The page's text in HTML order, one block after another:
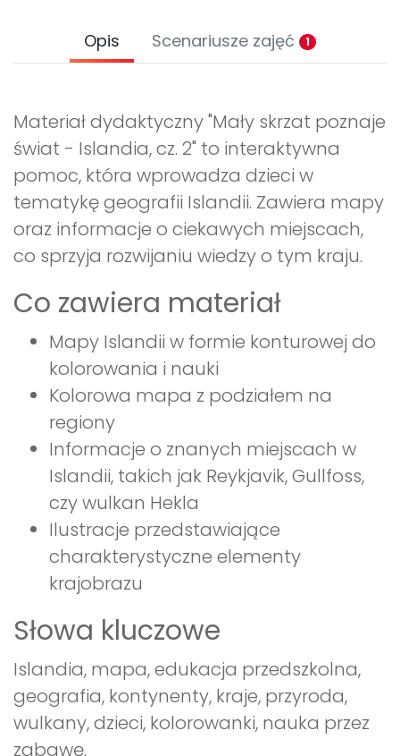
Opis Scenariusze zajęć 1
Materiał dydaktyczny "Mały skrzat poznaje
świat - Islandia, cz. 2" to interaktywna
pomoc, która wprowadza dzieci w
tematykę geografii Islandii. Zawiera mapy
oraz informacje o ciekawych miejscach,
co sprzyja rozwijaniu wiedzy o tym kraju.
Co zawiera materiał
Mapy Islandii w formie konturowej do
kolorowania i nauki
Kolorowa mapa z podziałem na
regiony
Informacje o znanych miejscach w
Islandii, takich jak Reykjavik, Gullfoss,
czy wulkan Hekla
Ilustracje przedstawiające
charakterystyczne elementy
krajobrazu
Słowa kluczowe
Islandia, mapa, edukacja przedszkolna,
geografia, kontynenty, kraje, przyroda,
wulkany, dzieci, kolorowanki, nauka przez
zabawę.